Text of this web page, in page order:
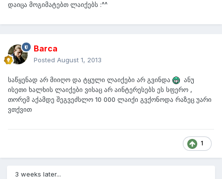
დაიცა მოგიმატებთ ლაიქებს :^^
Barca
Posted August 1, 2013
საწყენად არ მიიღო და ტყული ლაიქები არ გვინდა
ანუ
ისეთი ხალხის ლაიქები ვისაც არ აინტერესებს ეს სფერო ,
თორემ აქამდე შეგვეძსლო 10 000 ლაიქი გვქონოდა რაზეც უარი
ვთქვით
1
3 weeks later...